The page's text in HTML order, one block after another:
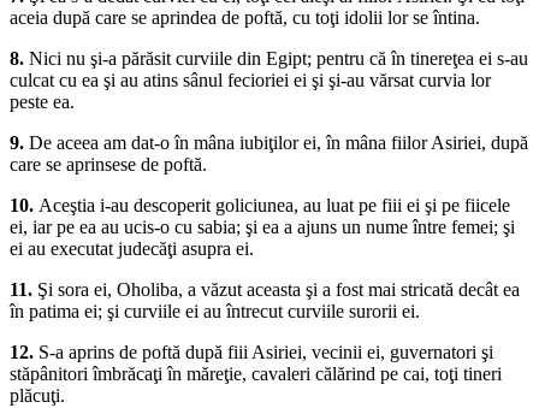
aceia după care se aprindea de poftă, cu toţi idolii lor se întina.
8. Nici nu şi-a părăsit curviile din Egipt; pentru că în tinereţea ei s-au
culcat cu ea şi au atins sânul fecioriei ei şi şi-au vărsat curvia lor
peste ea.
9. De aceea am dat-o în mâna iubiţilor ei, în mâna fiilor Asiriei, după
care se aprinsese de poftă.
10. Aceştia i-au descoperit goliciunea, au luat pe fiii ei şi pe fiicele
ei, iar pe ea au ucis-o cu sabia; şi ea a ajuns un nume între femei; şi
ei au executat judecăţi asupra ei.
11. Şi sora ei, Oholiba, a văzut aceasta şi a fost mai stricată decât ea
în patima ei; şi curviile ei au întrecut curviile surorii ei.
12. S-a aprins de poftă după fiii Asiriei, vecinii ei, guvernatori şi
stăpânitori îmbrăcaţi în măreţie, cavaleri călărind pe cai, toţi tineri
plăcuţi.